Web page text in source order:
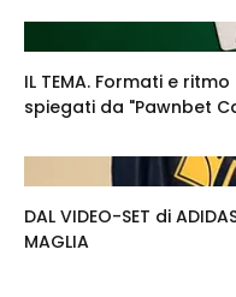
IL TEMA. Formati e
spiegati da "Pawnbet
DAL VIDEO-SET di
MAGLIA